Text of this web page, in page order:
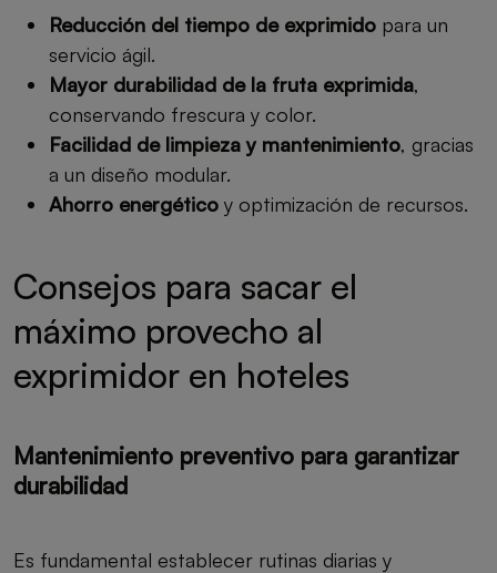
Reducción del tiempo de exprimido para un
servicio ágil.
Mayor durabilidad de la fruta exprimida,
conservando frescura y color.
Facilidad de limpieza y mantenimiento, gracias
a un diseño modular.
Ahorro energético y optimización de recursos.
Consejos para sacar el
máximo provecho al
exprimidor en hoteles
Mantenimiento preventivo para garantizar
durabilidad
Es fundamental establecer rutinas diarias y